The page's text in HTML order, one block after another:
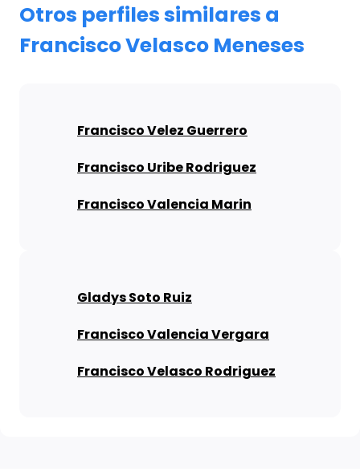
Otros perfiles similares a
Francisco Velasco Meneses
Francisco Velez Guerrero
Francisco Uribe Rodriguez
Francisco Valencia Marin
Gladys Soto Ruiz
Francisco Valencia Vergara
Francisco Velasco Rodriguez